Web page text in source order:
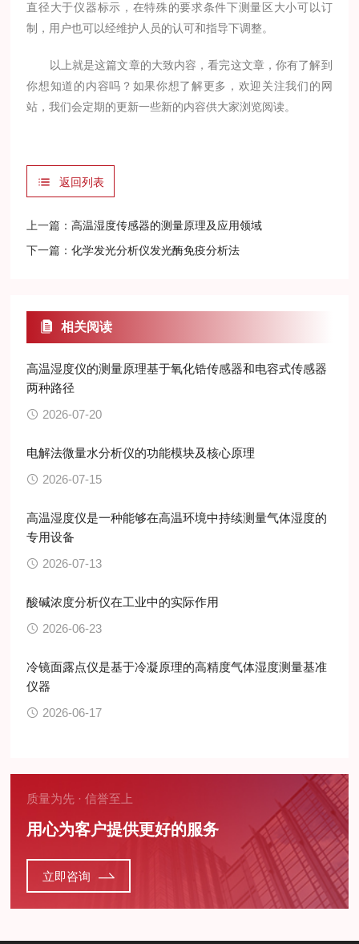
直径大于仪器标示，在特殊的要求条件下测量区大小可以订
制，用户也可以经维护人员的认可和指导下调整。
以上就是这篇文章的大致内容，看完这文章，你有了解到
你想知道的内容吗？如果你想了解更多，欢迎关注我们的网
站，我们会定期的更新一些新的内容供大家浏览阅读。
返回列表
上一篇：高温湿度传感器的测量原理及应用领域
下一篇：化学发光分析仪发光酶免疫分析法
相关阅读
高温湿度仪的测量原理基于氧化锆传感器和电容式传感器
两种路径
2026-07-20
电解法微量水分析仪的功能模块及核心原理
2026-07-15
高温湿度仪是一种能够在高温环境中持续测量气体湿度的
专用设备
2026-07-13
酸碱浓度分析仪在工业中的实际作用
2026-06-23
冷镜面露点仪是基于冷凝原理的高精度气体湿度测量基准
仪器
2026-06-17
质量为先 · 信誉至上
用心为客户提供更好的服务
立即咨询